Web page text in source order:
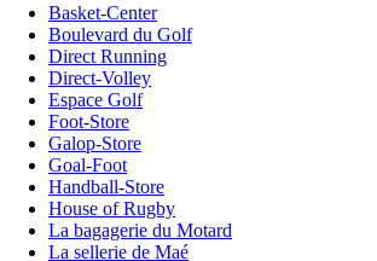
Basket-Center
Boulevard du Golf
Direct Running
Direct-Volley
Espace Golf
Foot-Store
Galop-Store
Goal-Foot
Handball-Store
House of Rugby
La bagagerie du Motard
La sellerie de Maé